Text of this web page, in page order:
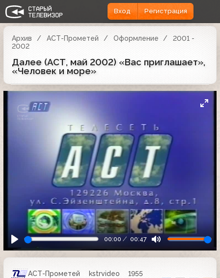
Вход Регистрация
Архив АСТ-Прометей Оформление
2001 -
2002
Далее (АСТ, май 2002) «Вас приглашает»,
«Человек и море»
00:00 00:47
АСТ-Прометей kstrvideo
1955